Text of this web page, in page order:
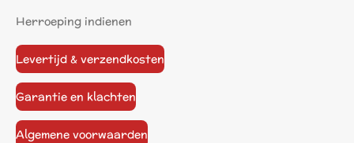
Herroeping indienen
Levertijd & verzendkosten
Garantie en klachten
Algemene voorwaarden